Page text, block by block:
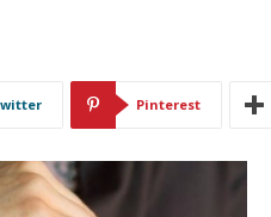
Pinterest